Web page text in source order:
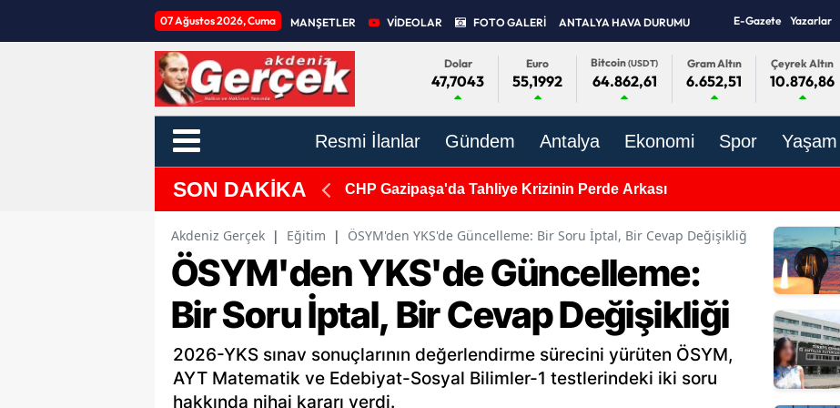
07 Ağustos 2026, Cuma MANŞETLER VİDEOLAR FOTO GALERİ ANTALYA HAVA DURUMU E-Gazete Yazarlar
Dolar
47,7043
Euro
55,1992
Bitcoin(USDT)
64.862,61
Gram Altın
6.652,51
Çeyrek Altın
10.876,86
Resmi İlanlar Gündem Antalya Ekonomi Spor Yaşam
SON DAKİKA CHP Gazipaşa'da Tahliye Krizinin Perde Arkası
Akdeniz Gerçek | Eğitim | ÖSYM'den YKS'de Güncelleme: Bir Soru İptal, Bir Cevap Değişikliği
ÖSYM'den YKS'de Güncelleme:
Bir Soru İptal, Bir Cevap Değişikliği
2026-YKS sınav sonuçlarının değerlendirme sürecini yürüten ÖSYM,
AYT Matematik ve Edebiyat-Sosyal Bilimler-1 testlerindeki iki soru
hakkında nihai kararı verdi.